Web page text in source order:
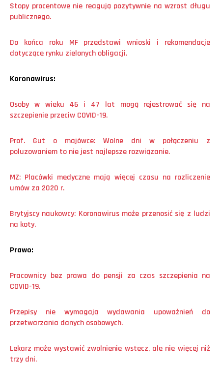
Stopy procentowe nie reagują pozytywnie na wzrost długu
publicznego.
Do końca roku MF przedstawi wnioski i rekomendacje
dotyczące rynku zielonych obligacji.
Koronawirus:
Osoby w wieku 46 i 47 lat mogą rejestrować się na
szczepienie przeciw COVID-19.
Prof. Gut o majówce: Wolne dni w połączeniu z
poluzowaniem to nie jest najlepsze rozwiązanie.
MZ: Placówki medyczne mają więcej czasu na rozliczenie
umów za 2020 r.
Brytyjscy naukowcy: Koronawirus może przenosić się z ludzi
na koty.
Prawo:
Pracownicy bez prawa do pensji za czas szczepienia na
COVID-19.
Przepisy nie wymagają wydawania upoważnień do
przetwarzania danych osobowych.
Lekarz może wystawić zwolnienie wstecz, ale nie więcej niż
trzy dni.